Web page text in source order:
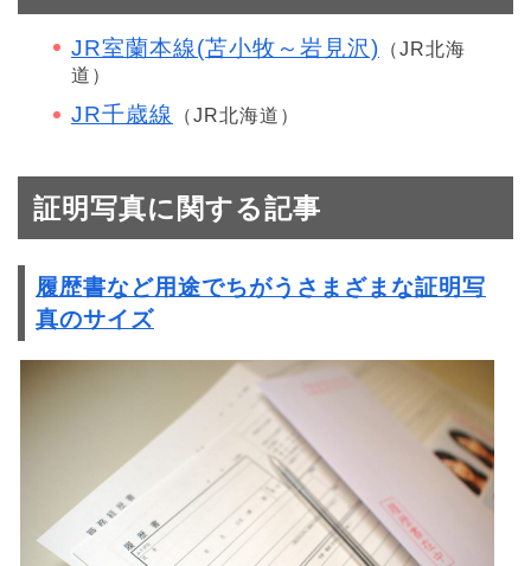
JR室蘭本線(苫小牧～岩見沢) （JR北海
道）
JR千歳線 （JR北海道）
証明写真に関する記事
履歴書など用途でちがうさまざまな証明写
真のサイズ